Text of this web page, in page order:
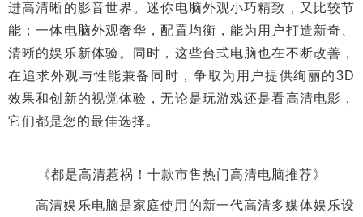
进高清晰的影音世界。迷你电脑外观小巧精致，又比较节
能；一体电脑外观奢华，配置均衡，能为用户打造新奇、
清晰的娱乐新体验。同时，这些台式电脑也在不断改善，
在追求外观与性能兼备同时，争取为用户提供绚丽的3D
效果和创新的视觉体验，无论是玩游戏还是看高清电影，
它们都是您的最佳选择。
《都是高清惹祸！十款市售热门高清电脑推荐》
高清娱乐电脑是家庭使用的新一代高清多媒体娱乐设